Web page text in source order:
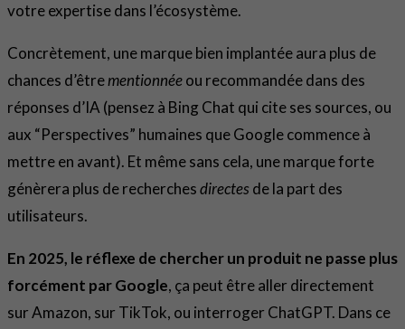
votre expertise dans l’écosystème.
Concrètement, une marque bien implantée aura plus de
chances d’êtrementionnéeou recommandée dans des
réponses d’IA (pensez à Bing Chat qui cite ses sources, ou
aux “Perspectives” humaines que Google commence à
mettre en avant). Et même sans cela, une marque forte
génèrera plus de recherchesdirectesde la part des
utilisateurs.
En 2025, le réflexe de chercher un produit ne passe plus
forcément par Google, ça peut être aller directement
sur Amazon, sur TikTok, ou interroger ChatGPT. Dans ce